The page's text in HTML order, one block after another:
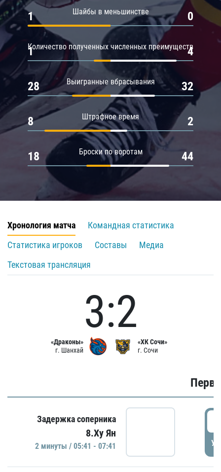
Шайбы в меньшинстве
1 0
Количество полученных численных преимуществ
1 4
Выигранные вбрасывания
28 32
Штрафное время
8 2
Броски по воротам
18 44
Хронология матча
Командная статистика
Статистика игроков
Составы
Медиа
Текстовая трансляция
«Драконы»
г. Шанхай
3:2
«ХК Сочи»
г. Сочи
Задержка соперника
8.Ху Ян
2 минуты / 05:41 - 07:41